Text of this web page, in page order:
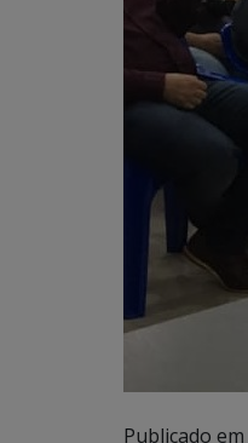
Publicado em